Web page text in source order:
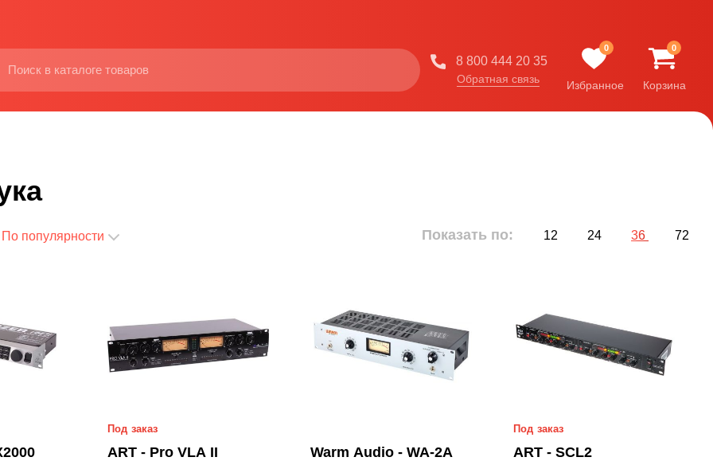
8 800 444 20 35
Обратная связь
0
Избранное
0
Корзина
По популярности Показать по: 12 24 36 72
Под заказ
ART - Pro VLA II Warm Audio - WA-2A
Под заказ
ART - SCL2